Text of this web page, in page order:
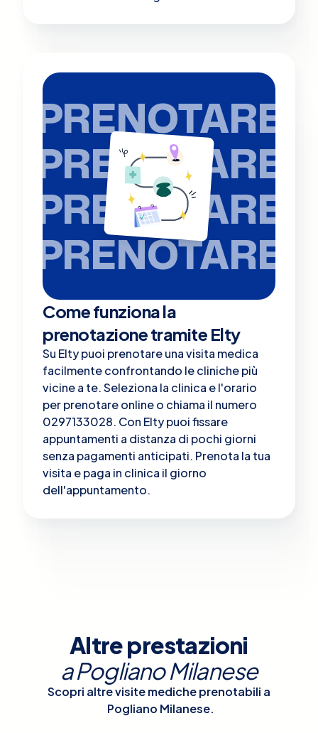
PRENOTARE
PRENOTARE
PRENOTARE
PRENOTARE
Come funziona la
prenotazione tramite Elty
Su Elty puoi prenotare una visita medica
facilmente confrontando le cliniche più
vicine a te. Seleziona la clinica e l'orario
per prenotare online o chiama il numero
0297133028. Con Elty puoi fissare
appuntamenti a distanza di pochi giorni
senza pagamenti anticipati. Prenota la tua
visita e paga in clinica il giorno
dell'appuntamento.
Altre prestazioni
aPogliano Milanese
Scopri altre visite mediche prenotabili a
Pogliano Milanese.